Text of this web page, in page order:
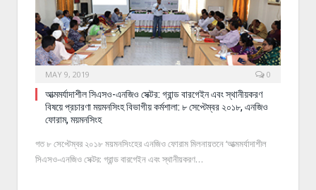
MAY 9, 2019 0
আত্মমর্যাদাশীল সিএসও-এনজিও সেক্টর: গ্রান্ড বারগেইন এবং স্থানীয়করণ
বিষয়ে প্রচারণা ময়মনসিংহ বিভাগীয় কর্মশালা: ৮ সেপ্টেম্বর ২০১৮, এনজিও
ফোরাম, ময়মনসিংহ
গত ৮ সেপ্টেম্বর ২০১৮ ময়মনসিংহের এনজিও ফোরাম মিলনায়তনে ‘আত্মমর্যাদাশীল
সিএসও-এনজিও সেক্টর: গ্রান্ড বারগেইন এবং স্থানীয়করণ…